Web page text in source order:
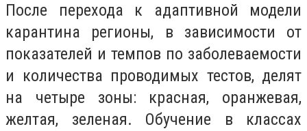
После перехода к адаптивной модели
карантина регионы, в зависимости от
показателей и темпов по заболеваемости
и количества проводимых тестов, делят
на четыре зоны: красная, оранжевая,
желтая, зеленая. Обучение в классах